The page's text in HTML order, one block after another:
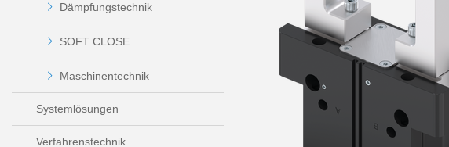
Dämpfungstechnik
SOFT CLOSE
Maschinentechnik
Systemlösungen
Verfahrenstechnik